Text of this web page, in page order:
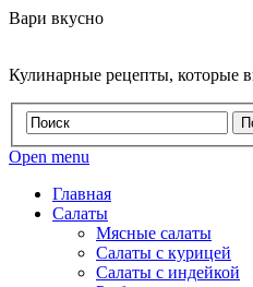
Вари вкусно
Кулинарные рецепты, которые
Open menu
Главная
Салаты
Мясные салаты
Салаты с курицей
Салаты с индейкой